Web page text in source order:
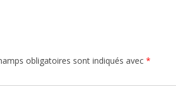
obligatoires sont indiqués avec *